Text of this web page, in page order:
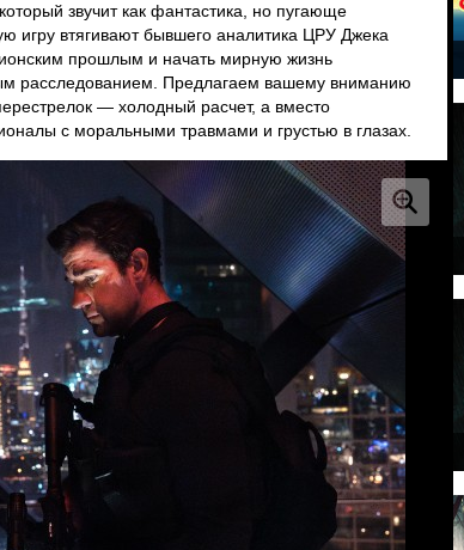
звучит как фантастика, но пугающе
игру втягивают бывшего аналитика ЦРУ Джека
прошлым и начать мирную жизнь
расследованием. Предлагаем вашему вниманию
— холодный расчет, а вместо
с моральными травмами и грустью в глазах.